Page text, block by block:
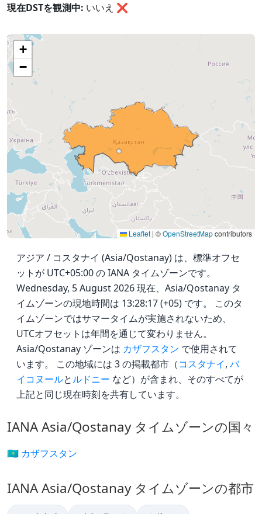
現在DSTを観測中: いいえ ❌
+
−
Leaflet | ©OpenStreetMapcontributors
アジア / コスタナイ (Asia/Qostanay) は、標準オフセ
ットが UTC+05:00 の IANA タイムゾーンです。
Wednesday, 5 August 2026 現在、Asia/Qostanay タ
イムゾーンの現地時間は 13:28:17 (+05) です。 このタ
イムゾーンではサマータイムが実施されないため、
UTCオフセットは年間を通じて変わりません。
Asia/Qostanay ゾーンは カザフスタン で使用されて
います。 この地域には 3 の掲載都市（コスタナイ, バ
イコヌールとルドニー など）が含まれ、そのすべてが
上記と同じ現在時刻を共有しています。
IANA Asia/Qostanay タイムゾーンの国々
🇰🇿 カザフスタン
IANA Asia/Qostanay タイムゾーンの都市